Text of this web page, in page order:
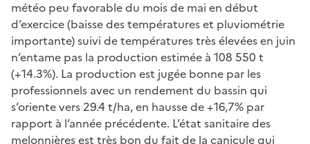
météo peu favorable du mois de mai en début
d’exercice (baisse des températures et pluviométrie
importante) suivi de températures très élevées en juin
n’entame pas la production estimée à 108 550 t
(+14.3%). La production est jugée bonne par les
professionnels avec un rendement du bassin qui
s’oriente vers 29.4 t/ha, en hausse de +16,7% par
rapport à l’année précédente. L’état sanitaire des
melonnières est très bon du fait de la canicule qui